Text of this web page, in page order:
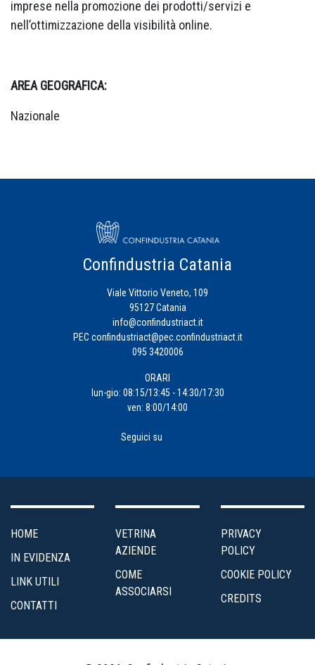
imprese nella promozione dei prodotti/servizi e
nell’ottimizzazione della visibilità online.
AREA GEOGRAFICA:
Nazionale
Confindustria Catania
Viale Vittorio Veneto, 109
95127 Catania
info@confindustriact.it
PEC confindustriact@pec.confindustriact.it
095 3420006
ORARI
lun-gio: 08:15/13:45 - 14:30/17:30
ven: 8:00/14:00
Seguici su
HOME
IN EVIDENZA
LINK UTILI
CONTATTI
VETRINA
AZIENDE
COME
ASSOCIARSI
PRIVACY
POLICY
COOKIE POLICY
CREDITS